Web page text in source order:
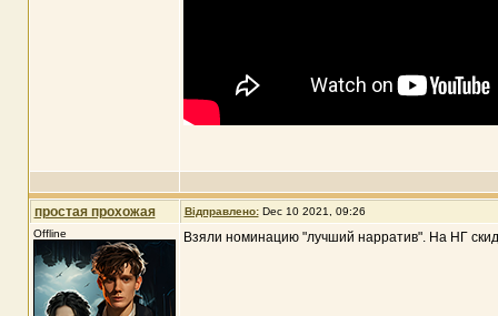
простая прохожая Відправлено: Dec 10 2021, 09:26
Offline
Взяли номинацию "лучший нарратив". На НГ